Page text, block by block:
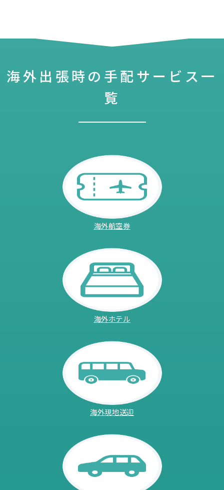
海外出張時の手配サービス一
覧
海外航空券
海外ホテル
海外現地送迎